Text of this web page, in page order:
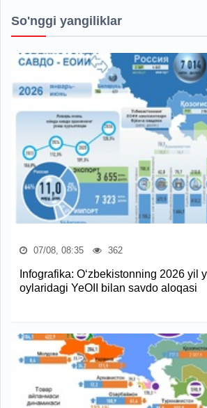
So'nggi yangiliklar
07/08, 08:35 362
Infografika: O‘zbekistonning 2026 yil
oylaridagi YeOII bilan savdo aloqasi